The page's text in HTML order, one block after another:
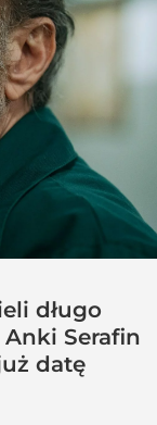
długo
Serafin
datę